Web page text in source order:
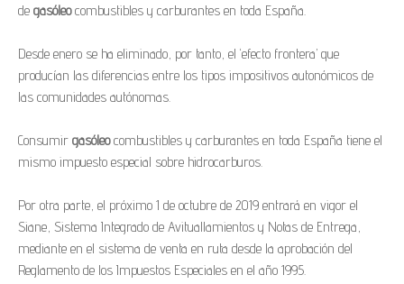
de gasóleocombustibles y carburantes en toda España.
Desde enero se ha eliminado, por tanto, el ‘efecto frontera’ que
producían las diferencias entre los tipos impositivos autonómicos de
las comunidades autónomas.
Consumir gasóleocombustibles y carburantes en toda España tiene el
mismo impuesto especial sobre hidrocarburos.
Por otra parte, el próximo 1 de octubre de 2019 entrará en vigor el
Siane, Sistema Integrado de Avituallamientos y Notas de Entrega,
mediante en el sistema de venta en ruta desde la aprobación del
Reglamento de los Impuestos Especiales en el año 1995.